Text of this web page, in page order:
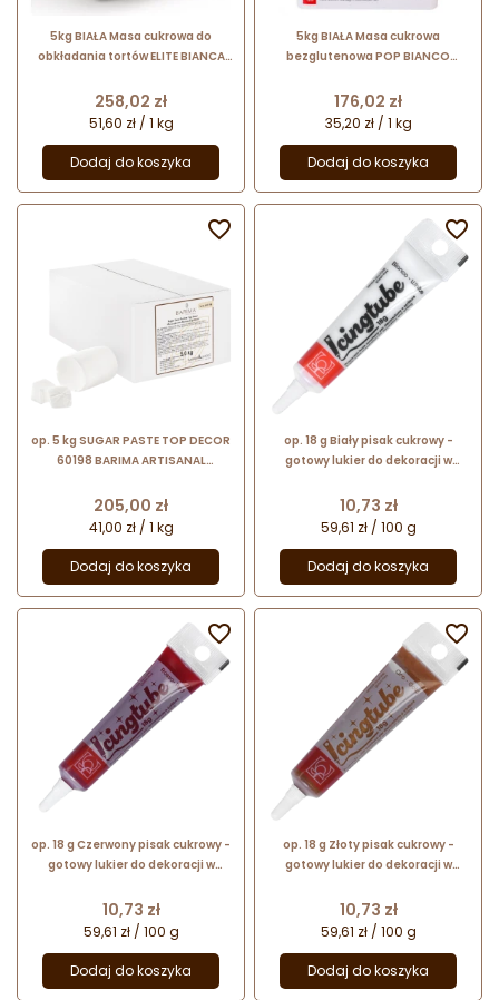
5kg BIAŁA Masa cukrowa do
obkładania tortów ELITE BIANCA
Cena
258,02 zł
51,60 zł / 1 kg
Dodaj do koszyka
5kg BIAŁA Masa cukrowa
bezglutenowa POP BIANCO
Cena
176,02 zł
35,20 zł / 1 kg
Dodaj do koszyka
op. 5 kg SUGAR PASTE TOP DECOR
60198 BARIMA ARTISANAL
obkładania tortów i formowania
figurek
Cena
205,00 zł
41,00 zł / 1 kg
Dodaj do koszyka

op. 18 g Biały pisak cukrowy -
gotowy lukier do dekoracji w
Bianco 23343 Modecor
Cena
10,73 zł
59,61 zł / 100 g
Dodaj do koszyka

op. 18 g Czerwony pisak cukrowy -
gotowy lukier do dekoracji w
Rosso 23382 Modecor
Cena
10,73 zł
59,61 zł / 100 g
Dodaj do koszyka

op. 18 g Złoty pisak cukrowy -
gotowy lukier do dekoracji w
23342 Modecor
Cena
10,73 zł
59,61 zł / 100 g
Dodaj do koszyka
